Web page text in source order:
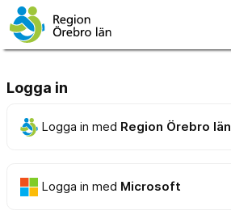
Logga in
Logga in med Region Örebro län
Logga in med Microsoft